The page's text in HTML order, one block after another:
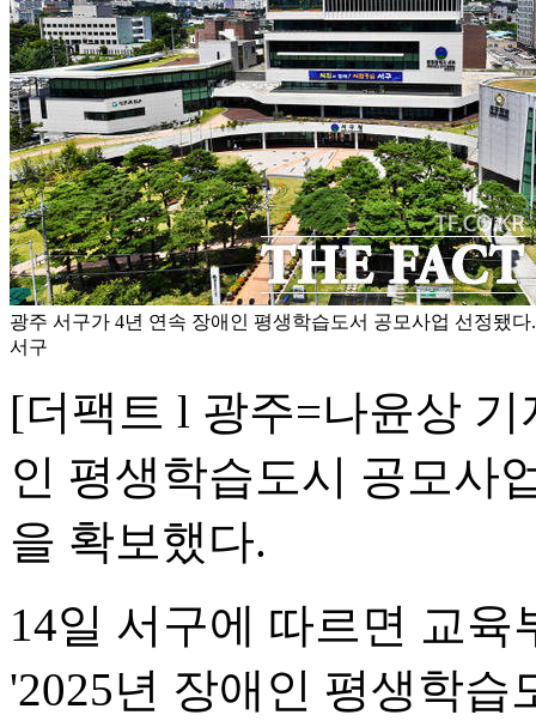
광주 서구가 4년 연속 장애인 평생학습도서 공모사업 선정됐
서구
[더팩트 l 광주=나윤상
인 평생학습도시 공모사
을 확보했다.
14일 서구에 따르면 교
'2025년 장애인 평생학